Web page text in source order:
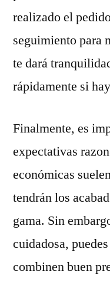
realizado el
seguimiento para
te dará
rápidamente si
Finalmente, es
expectativas
económicas
tendrán los
gama. Sin
cuidadosa,
combinen buen